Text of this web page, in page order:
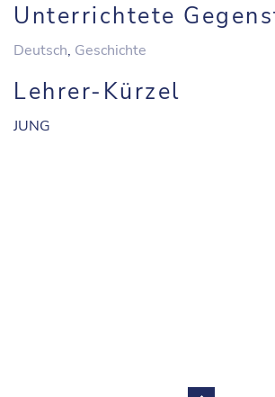
Unterrichtete
Deutsch, Geschichte
Lehrer-Kürzel
JUNG